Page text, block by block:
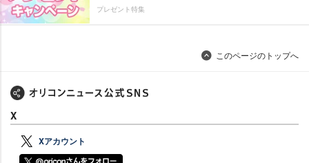
プレゼント特集
このページのトップへ
X
Xアカウント